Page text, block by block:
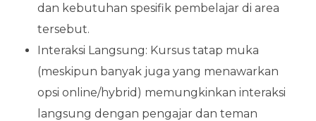
dan kebutuhan spesifik pembelajar di area
tersebut.
Interaksi Langsung: Kursus tatap muka
(meskipun banyak juga yang menawarkan
opsi online/hybrid) memungkinkan interaksi
langsung dengan pengajar dan teman